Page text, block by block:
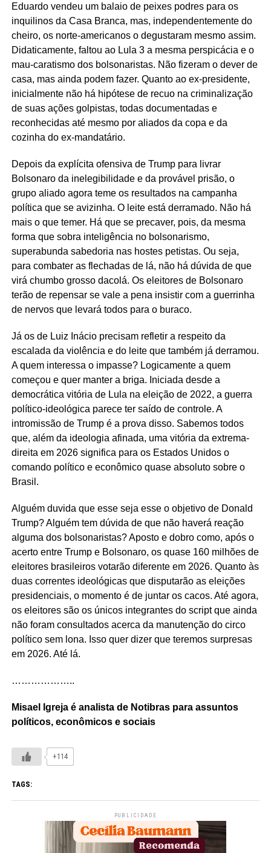
Eduardo vendeu um balaio de peixes podres para os
inquilinos da Casa Branca, mas, independentemente do
cheiro, os norte-americanos o degustaram mesmo assim.
Didaticamente, faltou ao Lula 3 a mesma perspicácia e o
mau-caratismo dos bolsonaristas. Não fizeram o dever de
casa, mas ainda podem fazer. Quanto ao ex-presidente,
inicialmente não há hipótese de recuo na criminalização
de suas ações golpistas, todas documentadas e
reconhecidas até mesmo por aliados da copa e da
cozinha do ex-mandatário.
Depois da explícita ofensiva de Trump para livrar
Bolsonaro da inelegibilidade e da provável prisão, o
grupo aliado agora teme os resultados na campanha
política que se avizinha. O leite está derramado. Não há
mais o que temer. Há que se precaver, pois, da mesma
forma que sobra inteligência no bolsonarismo,
superabunda sabedoria nas hostes petistas. Ou seja,
para combater as flechadas de lá, não há dúvida de que
virá chumbo grosso dacolá. Os eleitores de Bolsonaro
terão de repensar se vale a pena insistir com a guerrinha
de nervos que levará todos para o buraco.
Já os de Luiz Inácio precisam refletir a respeito da
escalada da violência e do leite que também já derramou.
A quem interessa o impasse? Logicamente a quem
começou e quer manter a briga. Iniciada desde a
democrática vitória de Lula na eleição de 2022, a guerra
político-ideológica parece ter saído de controle. A
intromissão de Trump é a prova disso. Sabemos todos
que, além da ideologia afinada, uma vitória da extrema-
direita em 2026 significa para os Estados Unidos o
comando político e econômico quase absoluto sobre o
Brasil.
Alguém duvida que esse seja esse o objetivo de Donald
Trump? Alguém tem dúvida de que não haverá reação
alguma dos bolsonaristas? Aposto e dobro como, após o
acerto entre Trump e Bolsonaro, os quase 160 milhões de
eleitores brasileiros votarão diferente em 2026. Quanto às
duas correntes ideológicas que disputarão as eleições
presidenciais, o momento é de juntar os cacos. Até agora,
os eleitores são os únicos integrantes do script que ainda
não foram consultados acerca da manutenção do circo
político sem lona. Isso quer dizer que teremos surpresas
em 2026. Até lá.
………………..
Misael Igreja é analista de Notibras para assuntos
políticos, econômicos e sociais
+114
TAGS:
PUBLICIDADE